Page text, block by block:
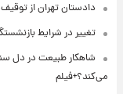
دادستان تهران از
تغییر در شرایط
شاهکار طبیعت در دل
می‌کند؟+فیلم